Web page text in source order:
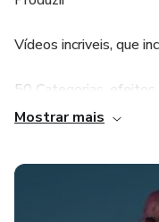
Vídeos incriveis, que
50 Categorias, efeitos
Mostrar mais